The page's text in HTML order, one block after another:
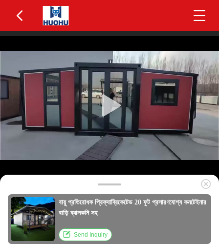
বায়ু প্রতিরোধক প্রিফ্যাব্রিকেটেড 20 ফুট প্রসারণযোগ্য কনটেইনার
বাড়ি ব্যালকনি সহ
Send Inquiry